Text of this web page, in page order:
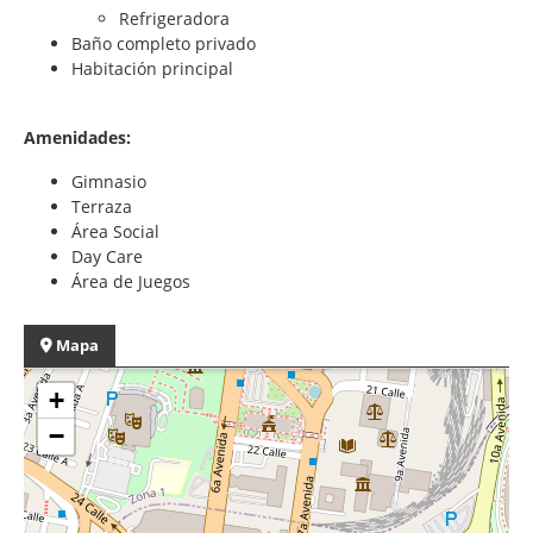
Refrigeradora
Baño completo privado
Habitación principal
Amenidades:
Gimnasio
Terraza
Área Social
Day Care
Área de Juegos
Mapa
+
−